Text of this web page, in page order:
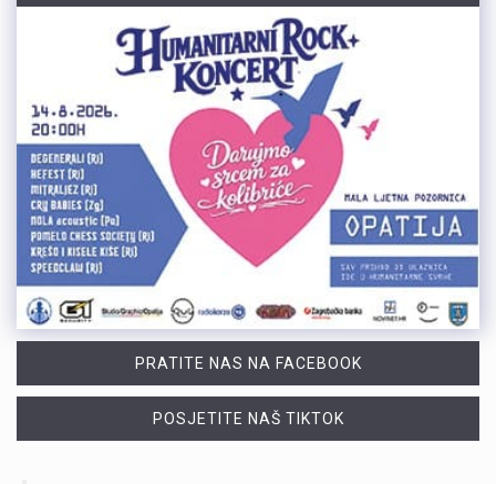
PRATITE NAS NA FACEBOOK
POSJETITE NAŠ TIKTOK